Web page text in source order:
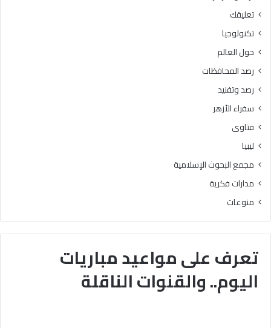
تعرف على مواعيد مباريات
اليوم.. والقنوات الناقلة
تعليقك
تكنولوجيا
حول العالم
رصد المحافظات
رصد وتفنيد
سفراء الأزهر
فتاوى
ليبيا
مجمع البحوث الإسلامية
مدارات فكرية
منوعات